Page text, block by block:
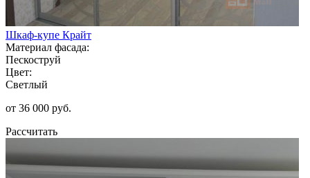
Шкаф-купе Крайт
Материал фасада:
Пескоструй
Цвет:
Светлый
от 36 000 руб.
Рассчитать